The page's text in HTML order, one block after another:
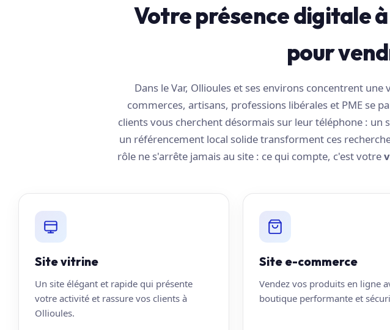
Votre présence digitale
pour
Dans le Var, Ollioules et ses environs concentrent
commerces, artisans, professions libérales et PME se
clients vous cherchent désormais sur leur téléphone : un
un référencement local solide transforment ces
rôle ne s'arrête jamais au site : ce qui compte, c'est votre
Site vitrine
Un site élégant et rapide qui présente
votre activité et rassure vos clients à
Ollioules.
Site e-commerce
Vendez vos produits en ligne
boutique performante et